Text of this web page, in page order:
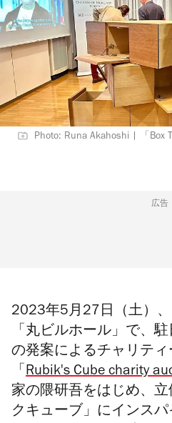
Photo: Runa Akahoshi | 「Box
広告
2023年5月27日（土）
「丸ビルホール」で、
の発案によるチャリテ
「 Rubik's Cube charity
家の隈研吾をはじめ、
クキューブ」にインス